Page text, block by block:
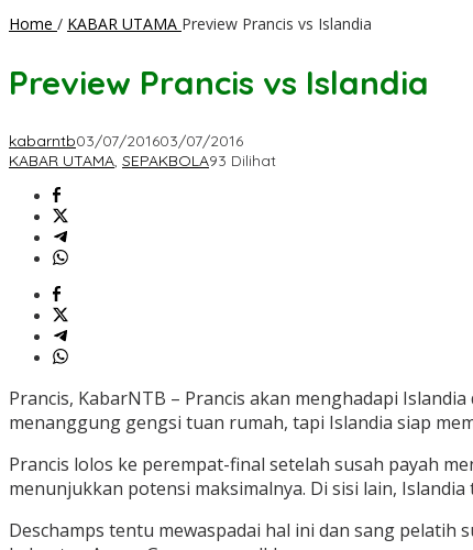
Home / KABAR UTAMA Preview Prancis vs Islandia
Preview Prancis vs Islandia
kabarntb03/07/201603/07/2016
KABAR UTAMA, SEPAKBOLA93 Dilihat
Prancis, KabarNTB – Prancis akan menghadapi
menanggung gengsi tuan rumah, tapi Islandia siap
Prancis lolos ke perempat-final setelah susah payah
menunjukkan potensi maksimalnya. Di sisi lain,
Deschamps tentu mewaspadai hal ini dan sang pelatih